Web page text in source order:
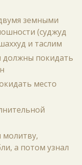
земными
(суджуд
и таслим
должны покидать
место
молитву,
а потом узнал